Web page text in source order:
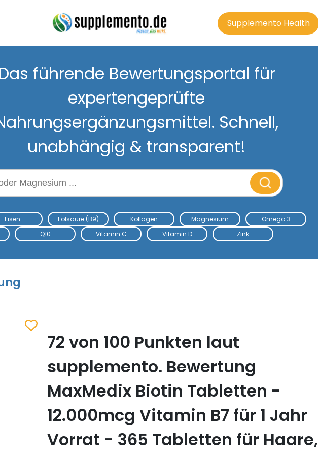
Supplemento Health
führende Bewertungsportal für
expertengeprüfte
Schnell,
unabhängig & transparent!
Eisen Folsäure (B9) Kollagen Magnesium
Omega 3
Q10 Vitamin C Vitamin D Zink
Zum Merkzettel hinzufügen
72 von 100 Punkten laut
supplemento. Bewertung
MaxMedix Biotin Tabletten -
12.000mcg Vitamin B7 für 1 Jahr
Vorrat - 365 Tabletten für Haare,